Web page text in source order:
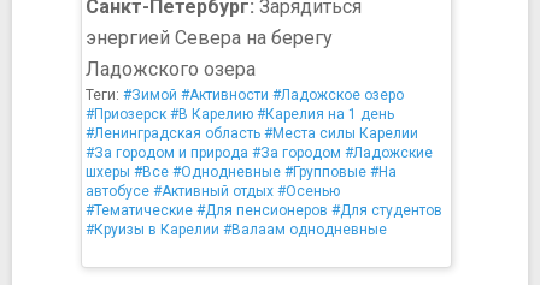
Санкт-Петербург: Зарядиться
энергией Севера на берегу
Ладожского озера
Теги: #Зимой #Активности #Ладожское озеро
#Приозерск #В Карелию #Карелия на 1 день
#Ленинградская область #Места силы Карелии
#За городом и природа #За городом #Ладожские
шхеры #Все #Однодневные #Групповые #На
автобусе #Активный отдых #Осенью
#Тематические #Для пенсионеров #Для студентов
#Круизы в Карелии #Валаам однодневные